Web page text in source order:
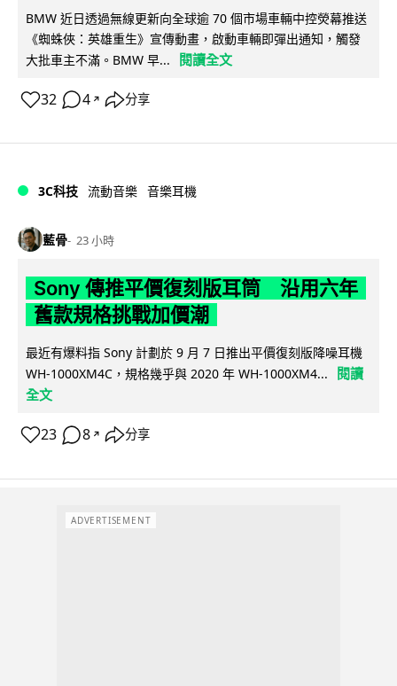
BMW 近日透過無線更新向全球逾 70 個市場車輛中控熒幕推送
《蜘蛛俠：英雄重生》宣傳動畫，啟動車輛即彈出通知，觸發
大批車主不滿。BMW 早...
閱讀全文
32 4 ↗ 分享
3C科技 流動音樂 音樂耳機
藍骨 23 小時
Sony 傳推平價復刻版耳筒 沿用六年
舊款規格挑戰加價潮
最近有爆料指 Sony 計劃於 9 月 7 日推出平價復刻版降噪耳機
WH-1000XM4C，規格幾乎與 2020 年 WH-1000XM4...
閱讀
全文
23 8 ↗ 分享
ADVERTISEMENT